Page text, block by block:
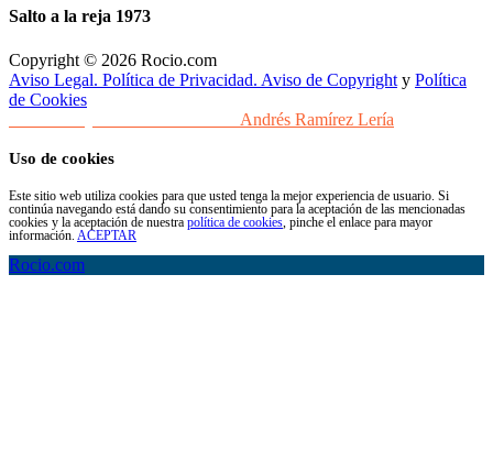
Salto a la reja 1973
Copyright © 2026 Rocio.com
Aviso Legal. Política de Privacidad. Aviso de Copyright y Política
de Cookies
Andrés Ramírez Lería
Uso de cookies
Este sitio web utiliza cookies para que usted tenga la mejor experiencia de usuario. Si
continúa navegando está dando su consentimiento para la aceptación de las mencionadas
cookies y la aceptación de nuestra política de cookies, pinche el enlace para mayor
información. ACEPTAR
Rocio.com